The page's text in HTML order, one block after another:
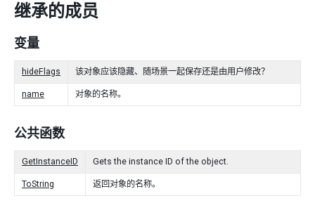
继承的成员
变量
hideFlags 该对象应该隐藏、随场景一起保存还是由用户修改？
name 对象的名称。
公共函数
GetInstanceID Gets the instance ID of the object.
ToString 返回对象的名称。